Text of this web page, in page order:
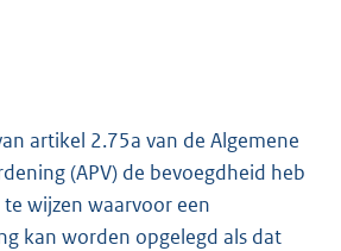
artikel 2.75a van de Algemene
(APV) de bevoegdheid heb
wijzen waarvoor een
kan worden opgelegd als dat